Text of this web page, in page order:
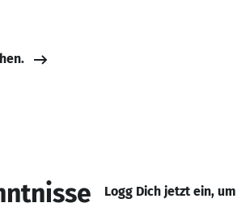
Logg Dich jetzt ein,